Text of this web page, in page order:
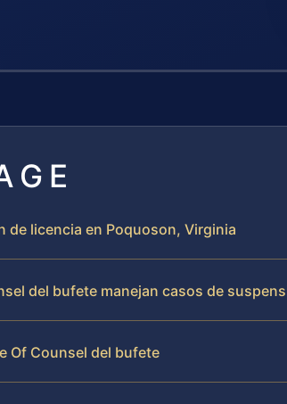
de licencia en Poquoson, Virginia
del bufete manejan casos de
Of Counsel del bufete